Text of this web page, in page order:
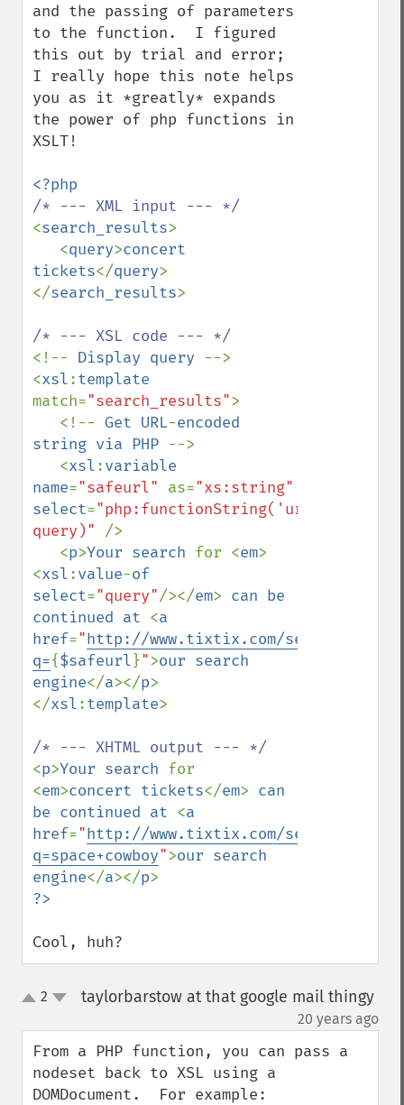
and the passing of parameters
to the function.  I figured
this out by trial and error;
I really hope this note helps
you as it *greatly* expands
the power of php functions in
XSLT!
<search_results>
   <
query>concert
tickets</query>
</search_results>
<!-- Display query -->
<xsl:
match="search_results">
   <!--
Get URL-encoded
string via PHP -->
   <
xsl:variable
name="safeurl" as=
select="php:functionString('urlencode',
query)" />
   <
p>Your search for <em>
<xsl:value-of
select="query"/></em> can be
continued at <a
href="http://www.tixtix.com/search.php?
q={$safeurl}">our search
engine</a></p>
</xsl:template>
<p>Your search for
<em>concert tickets</em> can
be continued at <a
href="http://www.tixtix.com/search.php?
q=space+cowboy">our search
engine</a></p
Cool, huh?
up2 taylorbarstow at that google mail thingy
20 years ago
From a PHP function, you can pass a
nodeset back to XSL using a
DOMDocument.  For example: